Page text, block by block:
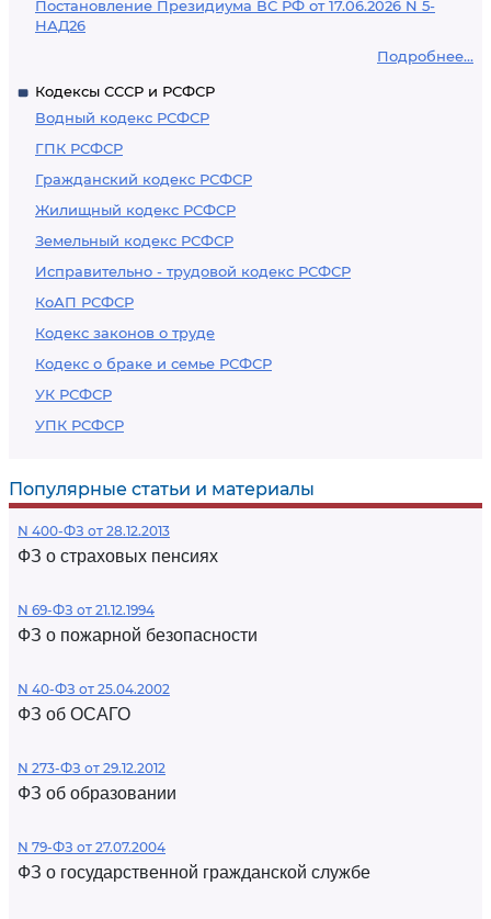
Постановление Президиума ВС РФ от 17.06.2026 N 5-
НАД26
Подробнее...
Кодексы СССР и РСФСР
Водный кодекс РСФСР
ГПК РСФСР
Гражданский кодекс РСФСР
Жилищный кодекс РСФСР
Земельный кодекс РСФСР
Исправительно - трудовой кодекс РСФСР
КоАП РСФСР
Кодекс законов о труде
Кодекс о браке и семье РСФСР
УК РСФСР
УПК РСФСР
Популярные статьи и материалы
N 400-ФЗ от 28.12.2013
ФЗ о страховых пенсиях
N 69-ФЗ от 21.12.1994
ФЗ о пожарной безопасности
N 40-ФЗ от 25.04.2002
ФЗ об ОСАГО
N 273-ФЗ от 29.12.2012
ФЗ об образовании
N 79-ФЗ от 27.07.2004
ФЗ о государственной гражданской службе